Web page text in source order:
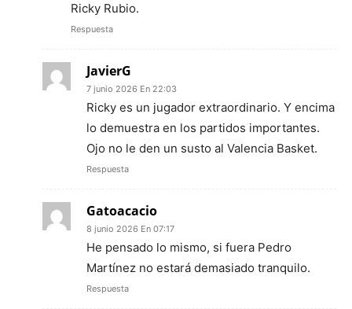
Ricky Rubio.
Respuesta
JavierG
7 junio 2026 En 22:03
Ricky es un jugador extraordinario. Y encima
lo demuestra en los partidos importantes.
Ojo no le den un susto al Valencia Basket.
Respuesta
Gatoacacio
8 junio 2026 En 07:17
He pensado lo mismo, si fuera Pedro
Martínez no estará demasiado tranquilo.
Respuesta